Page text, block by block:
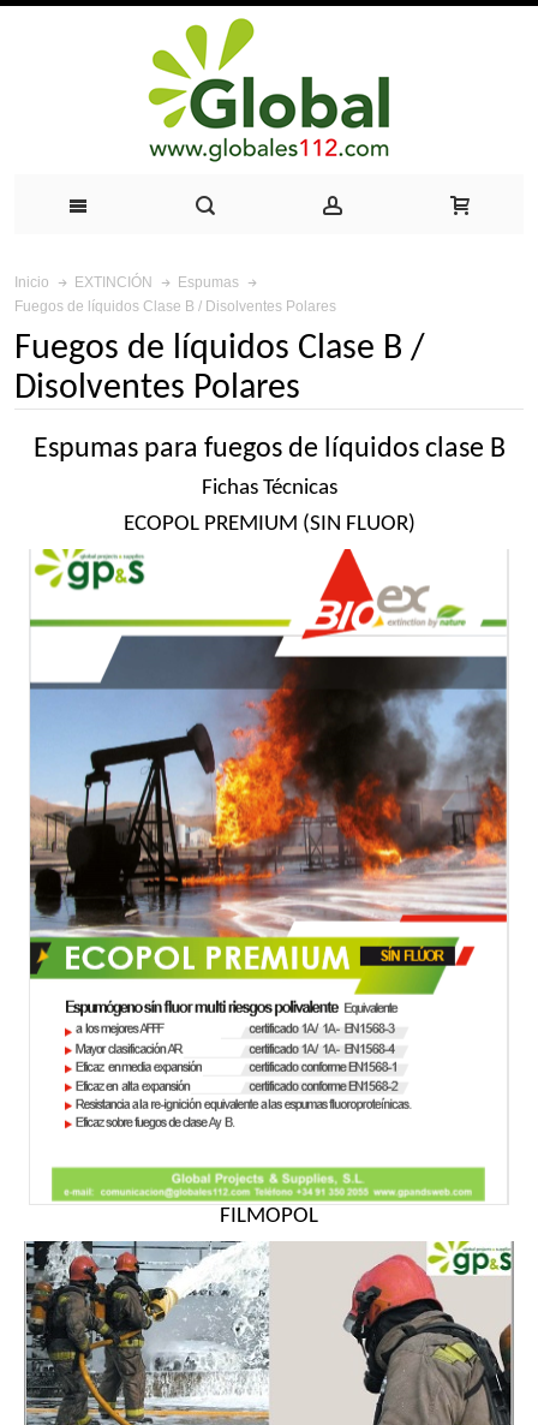
Inicio EXTINCIÓN
Espumas
Fuegos de líquidos Clase B / Disolventes Polares
Fuegos de líquidos Clase B /
Disolventes Polares
Espumas para fuegos de líquidos clase B
Fichas Técnicas
ECOPOL PREMIUM (SIN FLUOR)
FILMOPOL